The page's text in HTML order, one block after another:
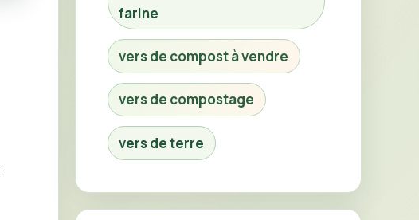
farine
vers de compost à vendre
vers de compostage
vers de terre